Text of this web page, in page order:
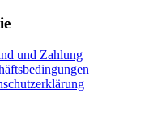
und Zahlung